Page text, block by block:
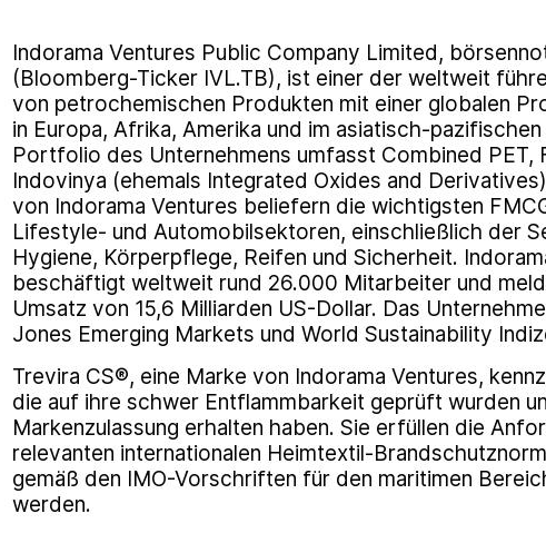
Indorama Ventures Public Company Limited,
(Bloomberg-Ticker IVL.TB), ist einer der weltweit
von petrochemischen Produkten mit einer globalen
in Europa, Afrika, Amerika und im asiatisch-pazifischen
Portfolio des Unternehmens umfasst Combined PET,
Indovinya (ehemals Integrated Oxides and
von Indorama Ventures beliefern die wichtigsten
Lifestyle- und Automobilsektoren, einschließlich der
Hygiene, Körperpflege, Reifen und Sicherheit.
beschäftigt weltweit rund 26.000 Mitarbeiter und
Umsatz von 15,6 Milliarden US-Dollar. Das
Jones Emerging Markets und World Sustainability
Trevira CS®, eine Marke von Indorama Ventures,
die auf ihre schwer Entflammbarkeit geprüft wurden
Markenzulassung erhalten haben. Sie erfüllen die
relevanten internationalen Heimtextil-
gemäß den IMO-Vorschriften für den maritimen
werden.